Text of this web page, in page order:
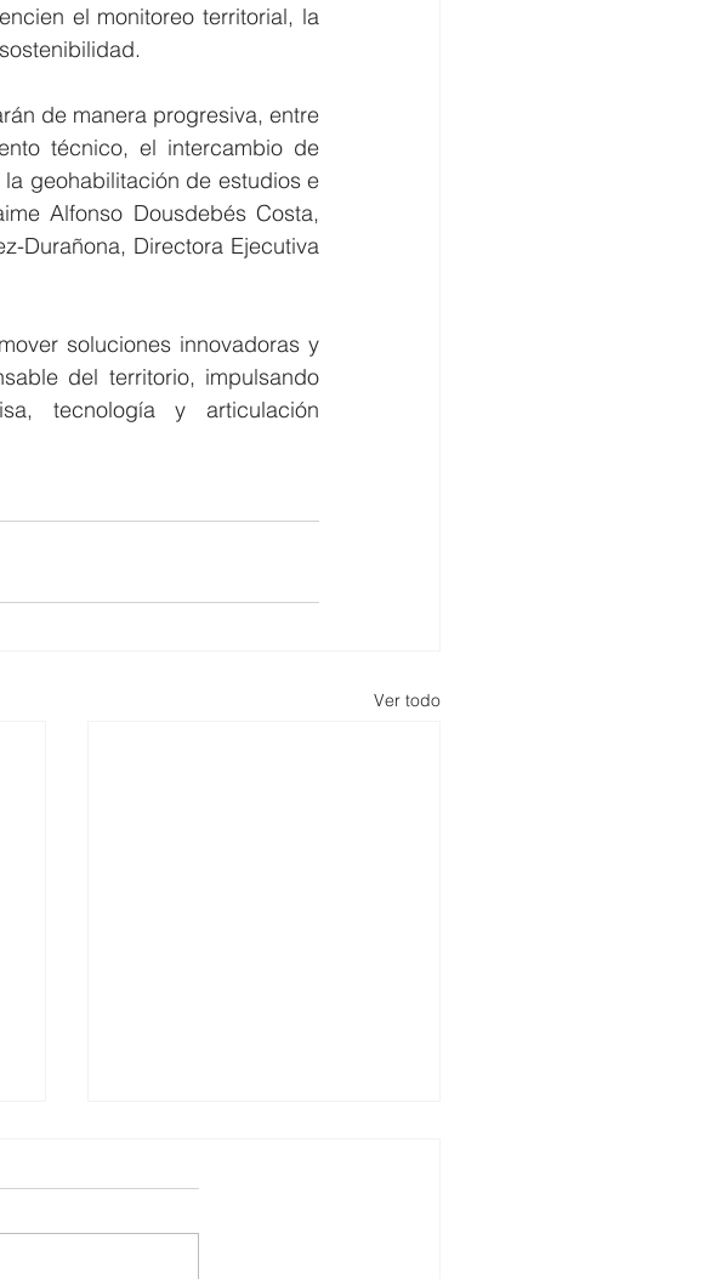
el monitoreo territorial, la
de manera progresiva, entre
técnico, el intercambio de
geohabilitación de estudios e
Alfonso Dousdebés Costa,
Durañona, Directora Ejecutiva
soluciones innovadoras y
del territorio, impulsando
tecnología y articulación
Ver todo